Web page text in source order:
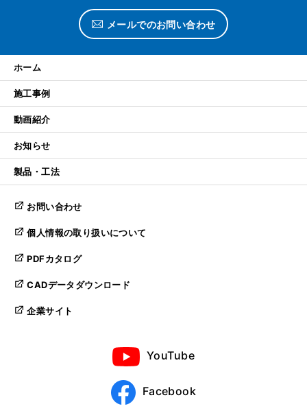
メールでのお問い合わせ
ホーム
施工事例
動画紹介
お知らせ
製品・工法
お問い合わせ
個人情報の取り扱いについて
PDFカタログ
CADデータダウンロード
企業サイト
YouTube
Facebook